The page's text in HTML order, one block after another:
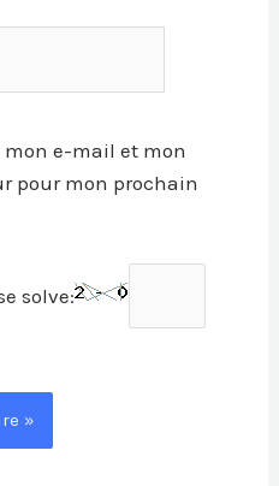
e-mail et mon
pour mon prochain
solve: